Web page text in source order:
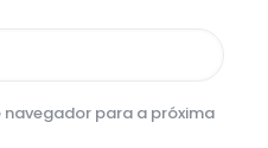
navegador para a próxima